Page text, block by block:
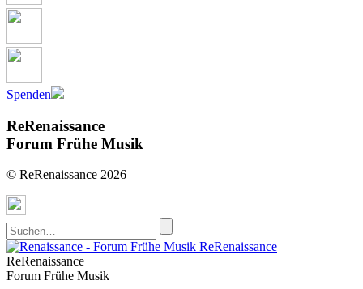
Spenden
ReRenaissance
Forum Frühe Musik
© ReRenaissance 2026
ReRenaissance
ReRenaissance
Forum Frühe Musik